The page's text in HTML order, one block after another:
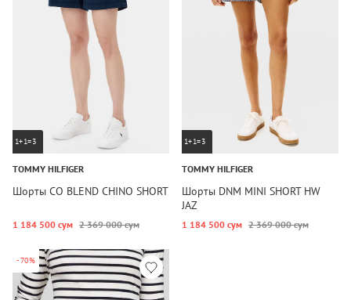
1+1=3
TOMMY HILFIGER
Шорты CO BLEND CHINO SHORT
1 184 500 сум 2 369 000 сум
1+1=3
TOMMY HILFIGER
Шорты DNM MINI SHORT HW
JAZ
1 184 500 сум 2 369 000 сум
-70%